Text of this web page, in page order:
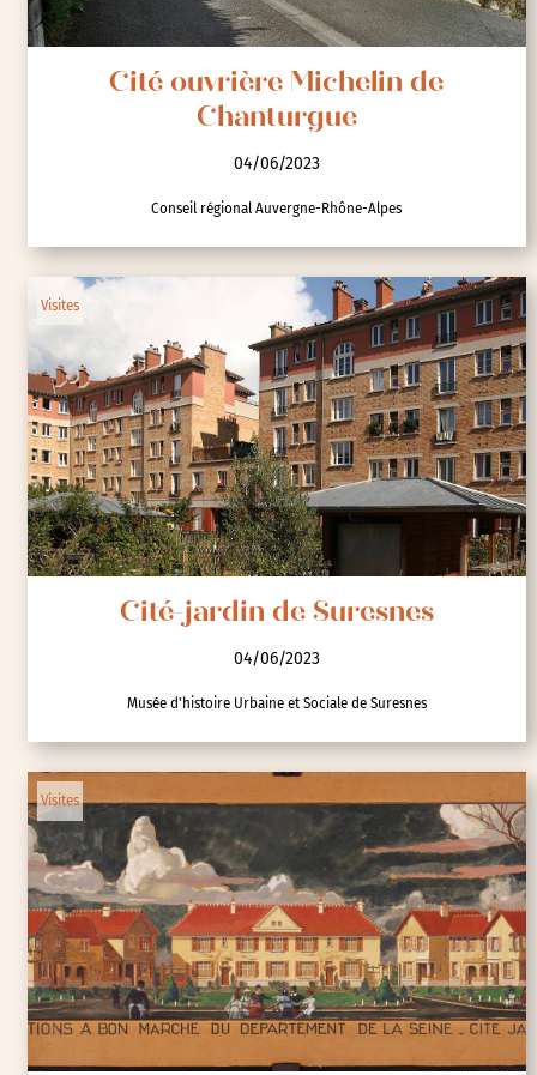
Cité ouvrière Michelin de
Chanturgue
04/06/2023
Conseil régional Auvergne-Rhône-Alpes
Visites
Cité-jardin de Suresnes
04/06/2023
Musée d'histoire Urbaine et Sociale de Suresnes
Visites